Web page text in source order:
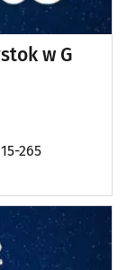
w G
265